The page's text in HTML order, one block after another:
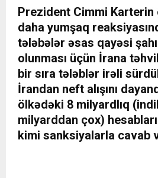
Prezident Cimmi
daha yumşaq
tələbələr əsas qayəsi
olunması üçün İrana
bir sıra tələblər irəli
İrandan neft alışını
ölkədəki 8 milyardlıq
milyarddan çox)
kimi sanksiyalarla cavab